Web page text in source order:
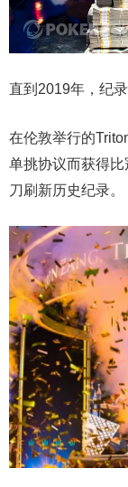
直到2019年，纪
在伦敦举行的
单挑协议而获得
刀刷新历史纪录。